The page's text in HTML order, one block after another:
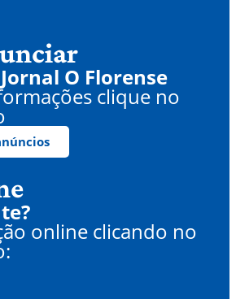
O Florense
clique no
online clicando no